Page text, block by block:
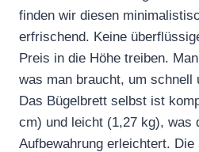
finden wir diesen
erfrischend. Keine
Preis in die Höhe treiben.
was man braucht, um schnell
Das Bügelbrett selbst ist
cm) und leicht (1,27 kg), was
Aufbewahrung erleichtert. Die